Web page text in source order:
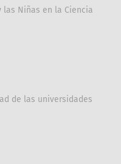
Niñas en la Ciencia
de las universidades